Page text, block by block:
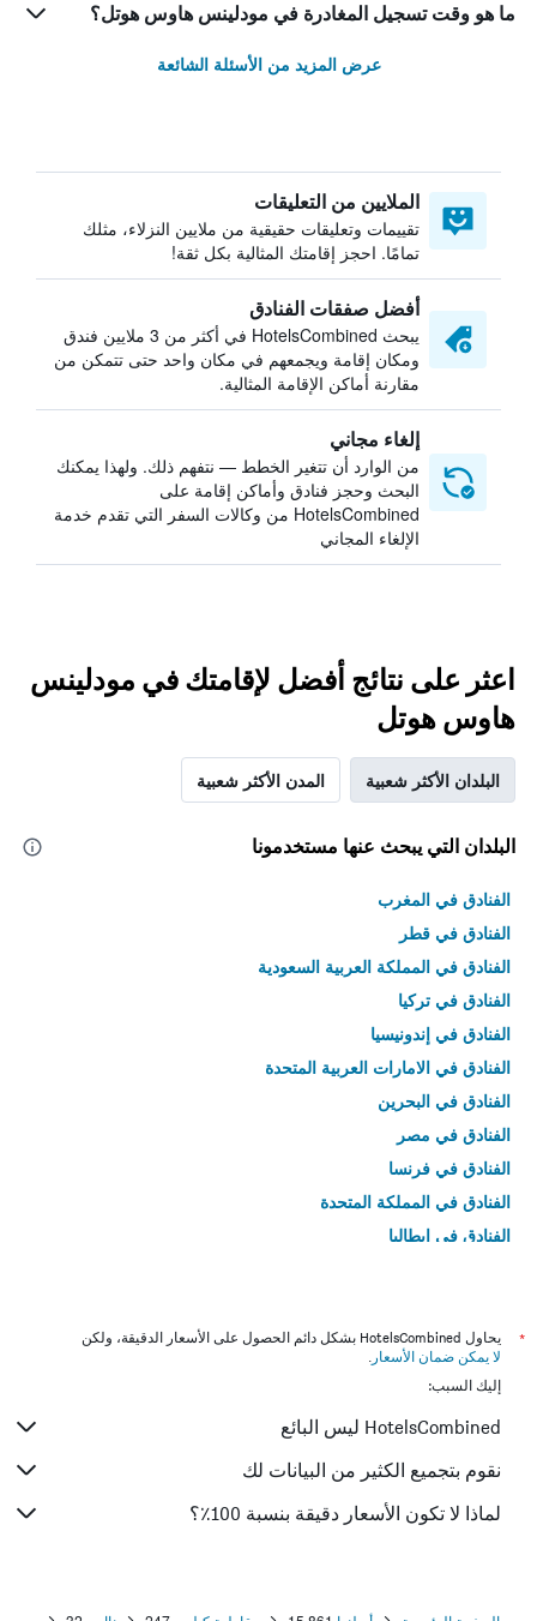
ما هو وقت تسجيل المغادرة في مودلينس هاوس هوتل؟
عرض المزيد من الأسئلة الشائعة
الملايين من التعليقات
تقييمات وتعليقات حقيقية من ملايين النزلاء، مثلك
تمامًا. احجز إقامتك المثالية بكل ثقة!
أفضل صفقات الفنادق
يبحث HotelsCombined في أكثر من 3 ملايين فندق
ومكان إقامة ويجمعهم في مكان واحد حتى تتمكن من
مقارنة أماكن الإقامة المثالية.
إلغاء مجاني
من الوارد أن تتغير الخطط — نتفهم ذلك. ولهذا يمكنك
البحث وحجز فنادق وأماكن إقامة على
HotelsCombined من وكالات السفر التي تقدم خدمة
الإلغاء المجاني
اعثر على نتائج أفضل لإقامتك في مودلينس
هاوس هوتل
البلدان الأكثر شعبية المدن الأكثر شعبية
البلدان التي يبحث عنها مستخدمونا
الفنادق في المغرب
الفنادق في قطر
الفنادق في المملكة العربية السعودية
الفنادق في تركيا
الفنادق في إندونيسيا
الفنادق في الامارات العربية المتحدة
الفنادق في البحرين
الفنادق في مصر
الفنادق في فرنسا
الفنادق في المملكة المتحدة
الفنادق في إيطاليا
*
يحاول HotelsCombined بشكل دائم الحصول على الأسعار الدقيقة، ولكن
لا يمكن ضمان الأسعار .
إليك السبب:
HotelsCombined ليس البائع
نقوم بتجميع الكثير من البيانات لك
لماذا لا تكون الأسعار دقيقة بنسبة 100٪؟